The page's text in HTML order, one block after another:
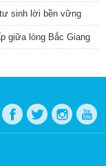
sinh lời bền vững
giữa lòng Bắc Giang